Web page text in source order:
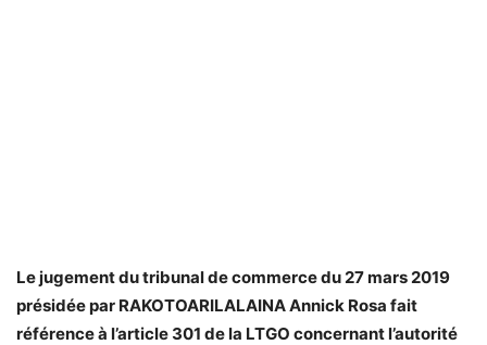
Le jugement du tribunal de commerce du 27 mars 2019
présidée par RAKOTOARILALAINA Annick Rosa fait
référence à l’article 301 de la LTGO concernant l’autorité